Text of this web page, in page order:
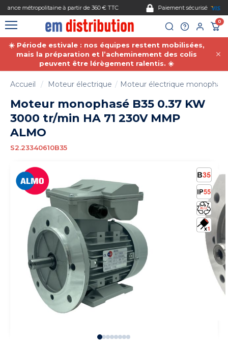
Paiement sécurisé
0
☀️ Période estivale : nos équipes restent mobilisées,
mais la préparation et l’acheminement des colis
peuvent être lérègement ralentis. ☀️
Accueil Moteur électrique Moteur électrique
Moteur monophasé B35 0.37 KW
3000 tr/min HA 71 230V MMP
ALMO
S2.23340610B35
Gestion des cookies